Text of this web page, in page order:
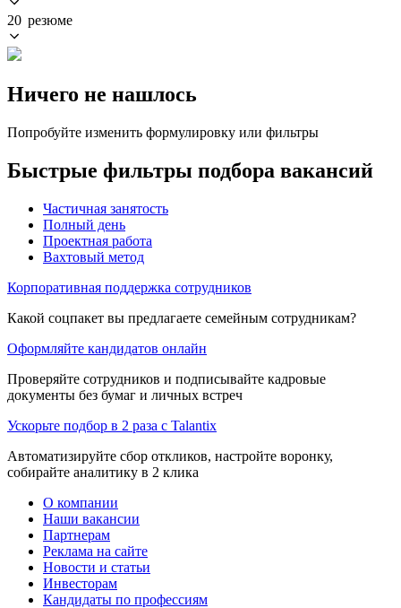
20 резюме
Ничего не нашлось
Попробуйте изменить формулировку или фильтры
Быстрые фильтры подбора вакансий
Частичная занятость
Полный день
Проектная работа
Вахтовый метод
Корпоративная поддержка сотрудников
Какой соцпакет вы предлагаете семейным сотрудникам?
Оформляйте кандидатов онлайн
Проверяйте сотрудников и подписывайте кадровые
документы без бумаг и личных встреч
Ускорьте подбор в 2 раза с Talantix
Автоматизируйте сбор откликов, настройте воронку,
собирайте аналитику в 2 клика
О компании
Наши вакансии
Партнерам
Реклама на сайте
Новости и статьи
Инвесторам
Кандидаты по профессиям